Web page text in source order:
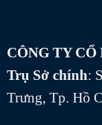
CÔNG TY
Trụ Sở chính:
Trưng, Tp. Hồ